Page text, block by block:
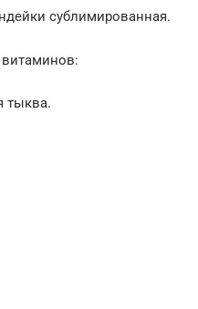
сублимированная.
тыква.